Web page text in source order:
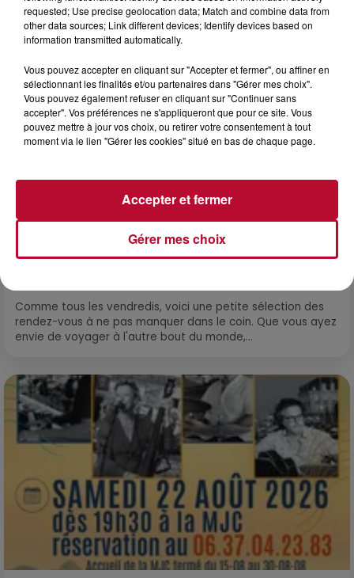
propose une alternative bien plus vivante :...
Comme tous les vendredis, voici une petite sélection des
rendez-vous à ne pas manquer dans le coin. Que vous ayez
envie de voyager à l'autre bout du monde,...
requested; Use precise geolocation data; Match and combine data from
other data sources; Link different devices; Identify devices based on
information transmitted automatically.
Vous pouvez accepter en cliquant sur "Accepter et fermer", ou affiner en
sélectionnant les finalités et/ou partenaires dans "Gérer mes choix".
Vous pouvez également refuser en cliquant sur "Continuer sans
accepter". Vos préférences ne s'appliqueront que pour ce site. Vous
pouvez mettre à jour vos choix, ou retirer votre consentement à tout
moment via le lien "Gérer les cookies" situé en bas de chaque page.
Gérer mes choix
Accepter et fermer